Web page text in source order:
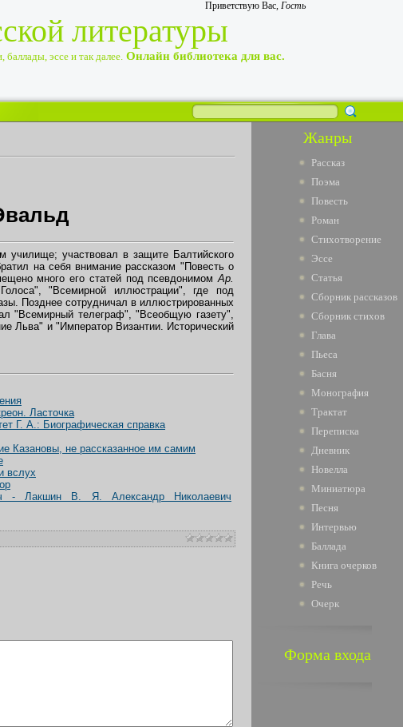
Приветствую Вас, Гость
литературы
эссе и так далее. Онлайн библиотека для вас.
училище; участвовал в защите Балтийского
на себя внимание рассказом "Повесть о
много его статей под псевдонимомАр.
"Всемирной иллюстрации", где под
Позднее сотрудничал в иллюстрированных
"Всемирный телеграф", "Всеобщую газету",
Льва" и "Император Византии. Исторический
Ласточка
Г. А.: Биографическая справка
Казановы, не рассказанное им самим
вслух
- Лакшин В. Я. Александр Николаевич
Жанры
Рассказ
Поэма
Повесть
Роман
Стихотворение
Эссе
Статья
Сборник рассказов
Сборник стихов
Глава
Пьеса
Басня
Монография
Трактат
Переписка
Дневник
Новелла
Миниатюра
Песня
Интервью
Баллада
Книга очерков
Речь
Очерк
Форма входа